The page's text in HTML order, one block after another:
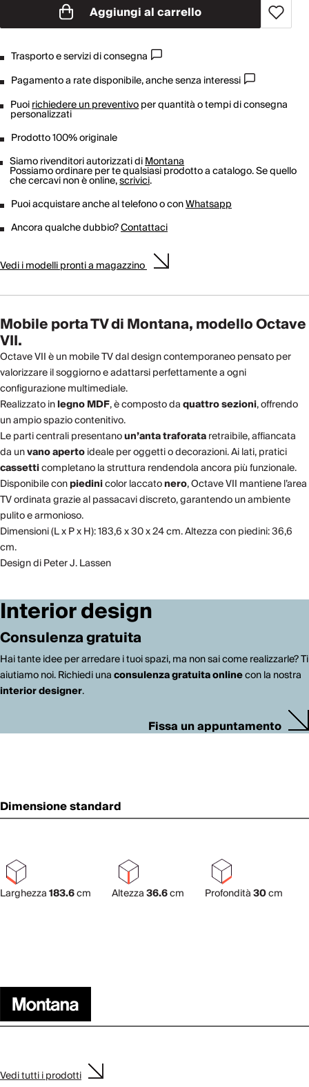
Aggiungi al carrello
Trasporto e servizi di consegna
Pagamento a rate disponibile, anche senza interessi
Puoirichiedere un preventivoper quantità o tempi di consegna
personalizzati
Prodotto 100% originale
Siamo rivenditori autorizzati diMontana
Possiamo ordinare per te qualsiasi prodotto a catalogo. Se quello
che cercavi non è online,scrivici.
Puoi acquistare anche al telefono o conWhatsapp
Ancora qualche dubbio?Contattaci
Vedi i modelli pronti a magazzino
Mobile porta TV di Montana, modello Octave
VII.
Octave VII è un mobile TV dal design contemporaneo pensato per
valorizzare il soggiorno e adattarsi perfettamente a ogni
configurazione multimediale.
Realizzato inlegno MDF, è composto daquattro sezioni, offrendo
un ampio spazio contenitivo.
Le parti centrali presentanoun’anta traforataretraibile, affiancata
da unvano apertoideale per oggetti o decorazioni. Ai lati, pratici
cassetticompletano la struttura rendendola ancora più funzionale.
Disponibile conpiedinicolor laccatonero, Octave VII mantiene l’area
TV ordinata grazie al passacavi discreto, garantendo un ambiente
pulito e armonioso.
Dimensioni (L x P x H): 183,6 x 30 x 24 cm. Altezza con piedini: 36,6
cm.
Design di Peter J. Lassen
Interior design
Consulenza gratuita
Hai tante idee per arredare i tuoi spazi, ma non sai come realizzarle? Ti
aiutiamo noi. Richiedi unaconsulenza gratuita onlinecon la nostra
interior designer.
Fissa un appuntamento
Dimensione standard
Larghezza183.6cm Altezza36.6cm Profondità30cm
Vedi tutti i prodotti